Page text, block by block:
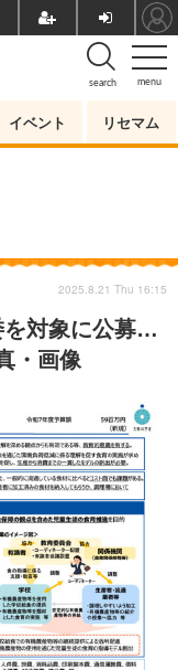
menu
search
イベント リセマム
を対象に公募…
・画像
2025.8.21 Thu 16:15